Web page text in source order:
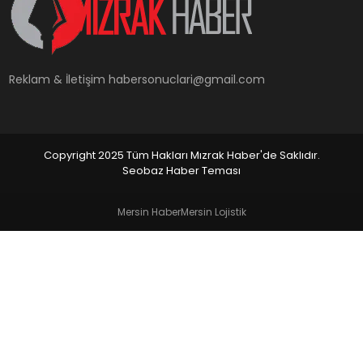
YAŞAM
Reklam & İletişimhabersonuclari@gmail.com
Copyright 2025 Tüm Hakları Mızrak Haber'de Saklıdır.
Seobaz Haber Teması
Mersin HaberMersin Lojistik